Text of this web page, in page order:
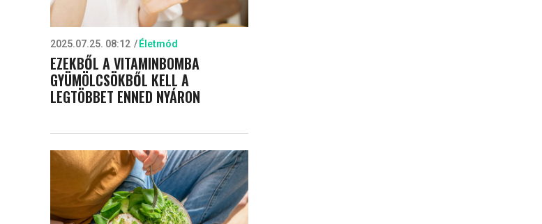
2025.07.25. 08:12 Életmód
EZEKBŐL A VITAMINBOMBA
GYÜMÖLCSÖKBŐL KELL A
LEGTÖBBET ENNED NYÁRON